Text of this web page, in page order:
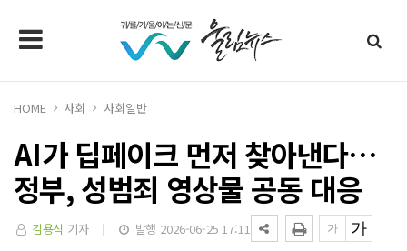
HOME 사회 사회일반
AI가 딥페이크 먼저 찾아낸다…
정부, 성범죄 영상물 공동 대응
김용식 기자 발행 2026-06-25 17:11